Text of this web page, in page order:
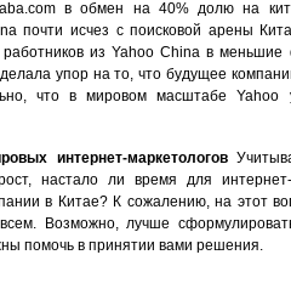
в обмен на 40% долю на
почти исчез c поисковой арены
из Yahoo China в
упор на то, что будущее
что в мировом масштабе Yahoo
интернет-маркетологов
настало ли время для интернет-
в Китае? К сожалению, на этот
Возможно, лучше
помочь в принятии вами решения.